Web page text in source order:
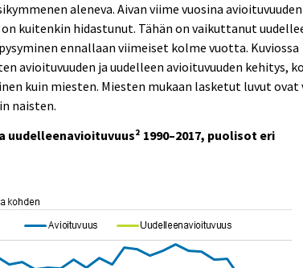
aleneva. Aivan viime vuosina avioituvuuden
kuitenkin hidastunut. Tähän on vaikuttanut
ennallaan viimeiset kolme vuotta. Kuviossa
avioituvuuden ja uudelleen avioituvuuden kehitys,
kuin miesten. Miesten mukaan lasketut luvut ovat
naisten.
uudelleenavioituvuus² 1990–2017, puolisot eri